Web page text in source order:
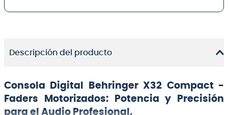
Descripción del producto
Consola Digital Behringer X32 Compact -
Faders Motorizados: Potencia y Precisión
para el Audio Profesional.